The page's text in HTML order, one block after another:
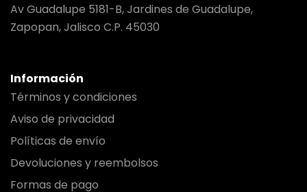
Av Guadalupe 5181-B, Jardines de Guadalupe,
Zapopan, Jalisco C.P. 45030
Información
Términos y condiciones
Aviso de privacidad
Políticas de envío
Devoluciones y reembolsos
Formas de pago